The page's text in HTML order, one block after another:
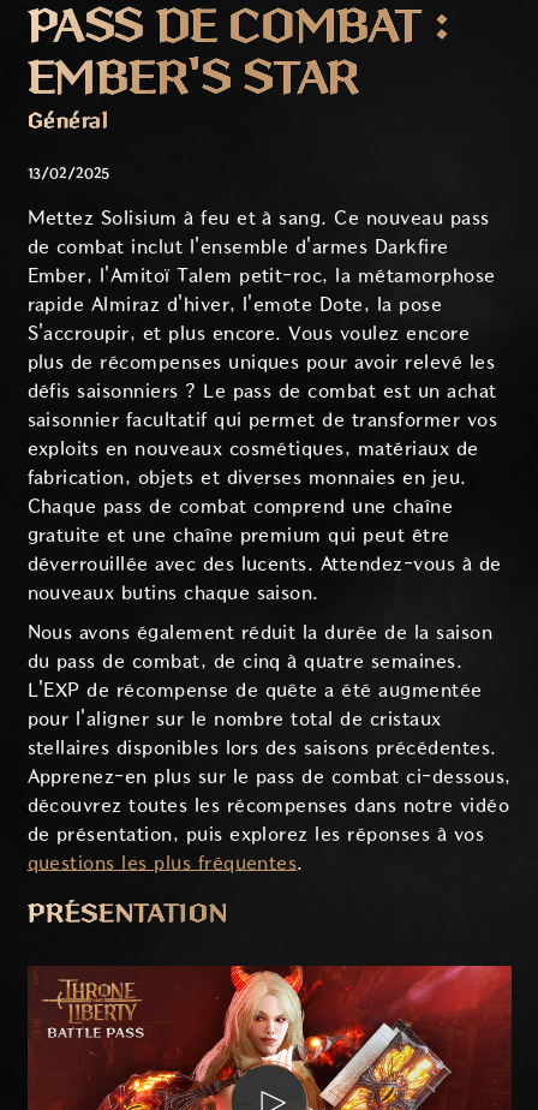
PASS DE COMBAT :
EMBER'S STAR
Général
13/02/2025
Mettez Solisium à feu et à sang. Ce nouveau pass
de combat inclut l'ensemble d'armes Darkfire
Ember, l'Amitoï Talem petit-roc, la métamorphose
rapide Almiraz d'hiver, l'emote Dote, la pose
S'accroupir, et plus encore. Vous voulez encore
plus de récompenses uniques pour avoir relevé les
défis saisonniers ? Le pass de combat est un achat
saisonnier facultatif qui permet de transformer vos
exploits en nouveaux cosmétiques, matériaux de
fabrication, objets et diverses monnaies en jeu.
Chaque pass de combat comprend une chaîne
gratuite et une chaîne premium qui peut être
déverrouillée avec des lucents. Attendez-vous à de
nouveaux butins chaque saison.
Nous avons également réduit la durée de la saison
du pass de combat, de cinq à quatre semaines.
L'EXP de récompense de quête a été augmentée
pour l'aligner sur le nombre total de cristaux
stellaires disponibles lors des saisons précédentes.
Apprenez-en plus sur le pass de combat ci-dessous,
découvrez toutes les récompenses dans notre vidéo
de présentation, puis explorez les réponses à vos
questions les plus fréquentes.
PRÉSENTATION